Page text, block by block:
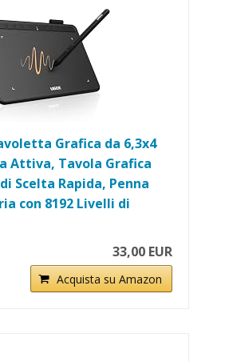
Grafica da 6,3x4
Attiva, Tavola Grafica
Scelta Rapida, Penna
con 8192 Livelli di
33,00 EUR
Acquista su Amazon